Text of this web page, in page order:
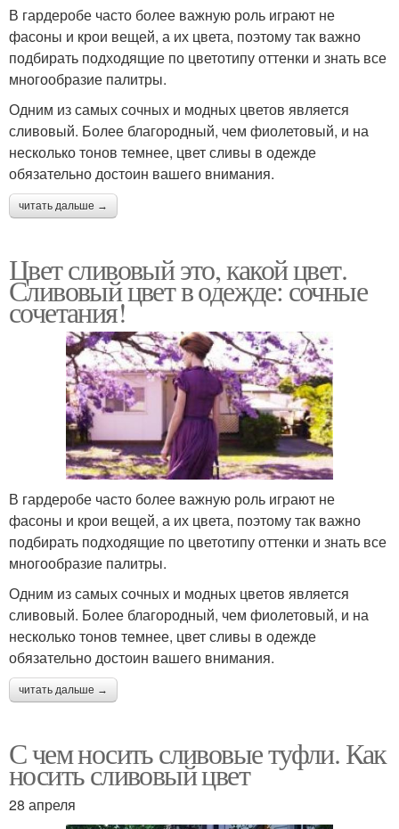
В гардеробе часто более важную роль играют не
фасоны и крои вещей, а их цвета, поэтому так важно
подбирать подходящие по цветотипу оттенки и знать все
многообразие палитры.
Одним из самых сочных и модных цветов является
сливовый. Более благородный, чем фиолетовый, и на
несколько тонов темнее, цвет сливы в одежде
обязательно достоин вашего внимания.
читать дальше →
Цвет сливовый это, какой цвет.
Сливовый цвет в одежде: сочные
сочетания!
В гардеробе часто более важную роль играют не
фасоны и крои вещей, а их цвета, поэтому так важно
подбирать подходящие по цветотипу оттенки и знать все
многообразие палитры.
Одним из самых сочных и модных цветов является
сливовый. Более благородный, чем фиолетовый, и на
несколько тонов темнее, цвет сливы в одежде
обязательно достоин вашего внимания.
читать дальше →
С чем носить сливовые туфли. Как
носить сливовый цвет
28 апреля